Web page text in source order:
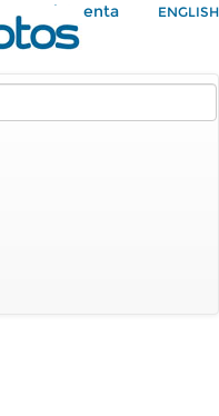
Mi Cuenta ENGLISH